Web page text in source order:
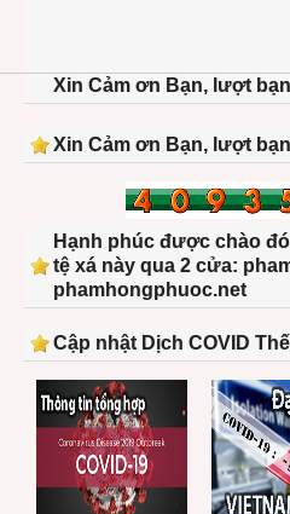
Xin Cảm ơn Bạn, lượt
Xin Cảm ơn Bạn, lượt
Hạnh phúc được chào
tệ xá này qua 2 cửa:
phamhongphuoc.net
Cập nhật Dịch COVID